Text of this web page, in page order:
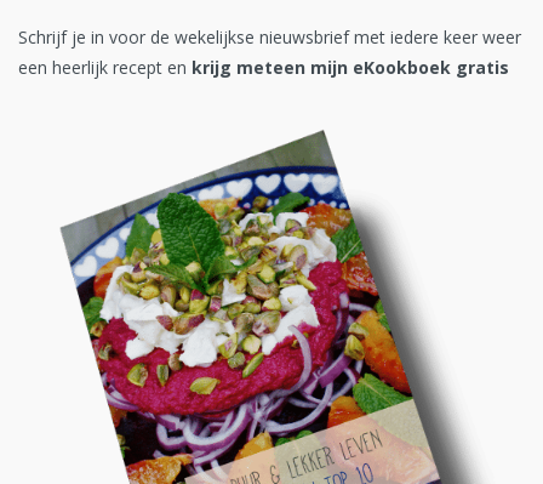
Schrijf je in voor de wekelijkse nieuwsbrief met iedere keer weer
een heerlijk recept en krijg meteen mijn eKookboek gratis